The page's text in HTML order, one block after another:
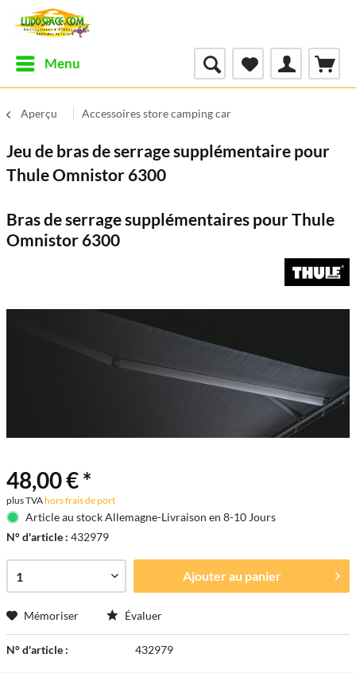
Menu
Aperçu Accessoires store camping car
Jeu de bras de serrage supplémentaire pour
Thule Omnistor 6300
Bras de serrage supplémentaires pour Thule
Omnistor 6300
48,00 € *
plus TVAhors frais de port
Article au stock Allemagne-Livraison en 8-10 Jours
N° d'article : 432979
Ajouter au panier
Mémoriser Évaluer
N° d'article : 432979